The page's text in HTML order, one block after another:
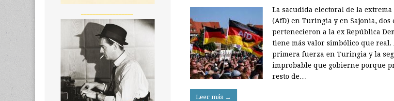
La sacudida electoral de la
(AfD) en Turingia y en Sajonia, dos
pertenecieron a la ex República
tiene más valor simbólico que real.
primera fuerza en Turingia y la
improbable que gobierne porque
resto de…
Leer más →